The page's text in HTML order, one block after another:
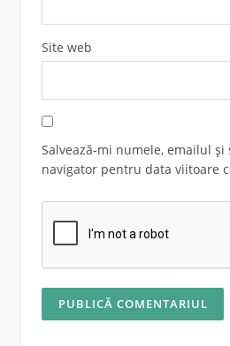
Site web
Salvează-mi numele, emailul
navigator pentru data viitoare